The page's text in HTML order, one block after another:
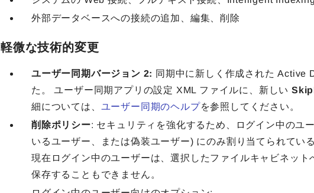
外部データベースへの接続の追加、編集、削除
軽微な技術的変更
ユーザー同期バージョン 2: 同期中に新しく作成された Active
た。 ユーザー同期アプリの設定 XML ファイルに、新しい
細については、 ユーザー同期のヘルプを参照してください。
削除ポリシー: セキュリティを強化するため、ログイン中のユ
いるユーザー、または偽装ユーザー) にのみ割り当てられてい
現在ログイン中のユーザーは、選択したファイルキャビネッ
保存することもできません。